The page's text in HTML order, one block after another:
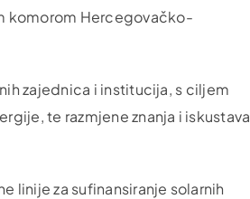
komorom Hercegovačko-
zajednica i institucija, s ciljem
te razmjene znanja i iskustava
linije za sufinansiranje solarnih